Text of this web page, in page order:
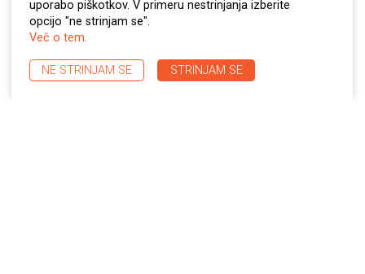
Odzovemo se v 24 urah in vam odpravimo
težavo kar se da hitro.
Servis rezalne opreme
uporabo piškotkov. V primeru nestrinjanja izberite
opcijo "ne strinjam se".
Več o tem.
NE STRINJAM SE STRINJAM SE